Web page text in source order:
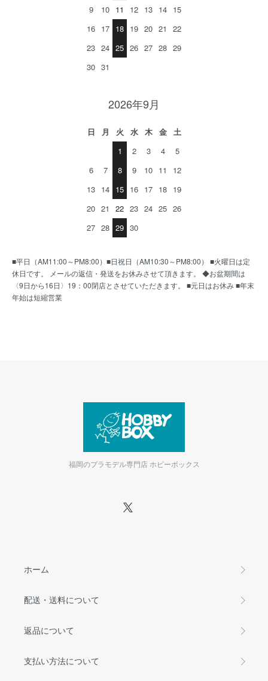
9
10 11 12 13 14 15
16 17 18 19 20 21
22
23 24 25 26 27 28 29
30 31
2026年9月
日 月 火 水 木 金
土
1
2 3 4
5
6
7 8 9 10 11
12
13 14 15 16 17 18 19
20 21 22 23 24 25 26
27 28 29 30
■平日（AM11:00～PM8:00）■日祝日（AM10:30～PM8:00） ■火曜日は定
休日です。 メールの返信・発送をお休みさせて頂きます。 ◆お盆期間は
〈9日から16日〉19：00閉店とさせていただきます。 ■元日はお休み ■年末
年始は短縮営業
福岡のプラモデル専門店 ホビーボックス
ホーム
配送・送料について
返品について
支払い方法について